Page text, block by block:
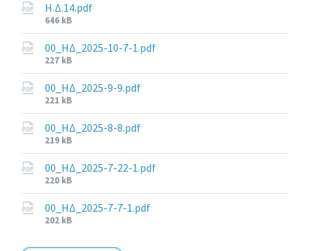
Η.Δ.14.pdf
File
size:
646 kB
00_ΗΔ_2025-10-7-1.pdf
File
size:
227 kB
00_ΗΔ_2025-9-9.pdf
File
size:
221 kB
00_ΗΔ_2025-8-8.pdf
File
size:
219 kB
00_ΗΔ_2025-7-22-1.pdf
File
size:
220 kB
00_ΗΔ_2025-7-7-1.pdf
File
202 kB